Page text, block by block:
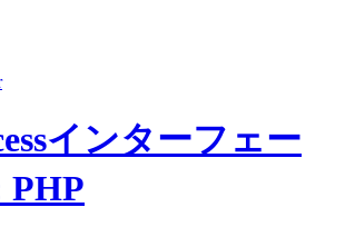
インターフェー
PHP